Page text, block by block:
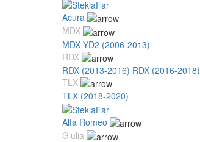
Acura
MDX
MDX YD2 (2006-2013)
RDX
RDX (2013-2016) RDX (2016-2018)
TLX
TLX (2018-2020)
Alfa Romeo
Giulia